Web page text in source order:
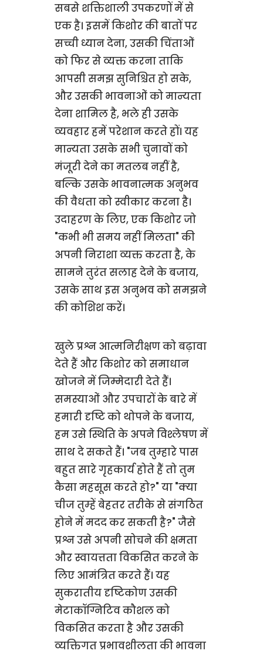
सबसे शक्तिशाली उपकरणों में से
एक है। इसमें किशोर की बातों पर
सच्ची ध्यान देना, उसकी चिंताओं
को फिर से व्यक्त करना ताकि
आपसी समझ सुनिश्चित हो सके,
और उसकी भावनाओं को मान्यता
देना शामिल है, भले ही उसके
व्यवहार हमें परेशान करते हों। यह
मान्यता उसके सभी चुनावों को
मंजूरी देने का मतलब नहीं है,
बल्कि उसके भावनात्मक अनुभव
की वैधता को स्वीकार करना है।
उदाहरण के लिए, एक किशोर जो
"कभी भी समय नहीं मिलता" की
अपनी निराशा व्यक्त करता है, के
सामने तुरंत सलाह देने के बजाय,
उसके साथ इस अनुभव को समझने
की कोशिश करें।
खुले प्रश्न आत्मनिरीक्षण को बढ़ावा
देते हैं और किशोर को समाधान
खोजने में जिम्मेदारी देते हैं।
समस्याओं और उपचारों के बारे में
हमारी दृष्टि को थोपने के बजाय,
हम उसे स्थिति के अपने विश्लेषण में
साथ दे सकते हैं। "जब तुम्हारे पास
बहुत सारे गृहकार्य होते हैं तो तुम
कैसा महसूस करते हो?" या "क्या
चीज तुम्हें बेहतर तरीके से संगठित
होने में मदद कर सकती है?" जैसे
प्रश्न उसे अपनी सोचने की क्षमता
और स्वायत्तता विकसित करने के
लिए आमंत्रित करते हैं। यह
सुकरातीय दृष्टिकोण उसकी
मेटाकॉग्निटिव कौशल को
विकसित करता है और उसकी
व्यक्तिगत प्रभावशीलता की भावना